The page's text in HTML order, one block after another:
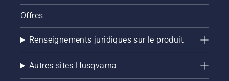
Offres
Renseignements juridiques sur le produit
Autres sites Husqvarna